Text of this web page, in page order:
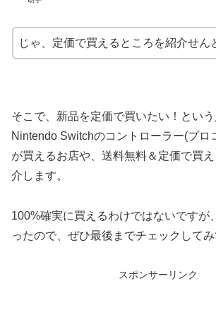
じゃ、定価で買えるところを紹介せん
そこで、新品を定価で買いたい！という
Nintendo Switchのコントローラー(プロ
が買えるお店や、送料無料＆定価で買
介します。
100%確実に買えるわけではないですが
ったので、ぜひ最後までチェックしてみ
スポンサーリンク